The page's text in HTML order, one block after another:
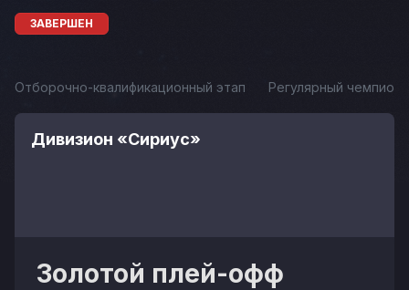
ЗАВЕРШЕН
Отборочно-квалификационный этап Регулярный
Дивизион «Сириус»
Золотой плей-офф